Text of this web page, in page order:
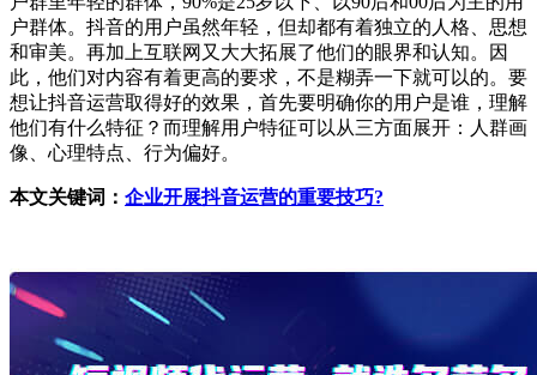
户群体。抖音的用户虽然年轻，但却都有着独立的人格、思想
和审美。再加上互联网又大大拓展了他们的眼界和认知。因
此，他们对内容有着更高的要求，不是糊弄一下就可以的。要
想让抖音运营取得好的效果，首先要明确你的用户是谁，理解
他们有什么特征？而理解用户特征可以从三方面展开：人群画
像、心理特点、行为偏好。
本文关键词： 企业开展抖音运营的重要技巧?